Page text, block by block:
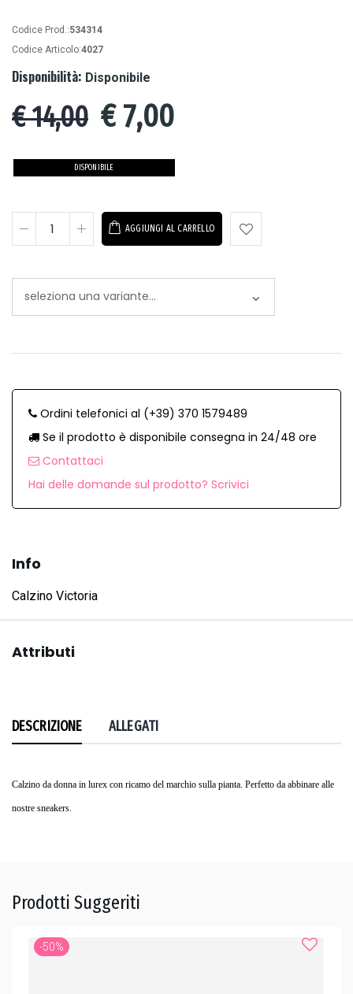
Codice Prod.:534314
Codice Articolo:4027
Disponibilità: Disponibile
€ 14,00 €7,00
DISPONIBILE
AGGIUNGI AL CARRELLO
Ordini telefonici al (+39) 370 1579489
Se il prodotto è disponibile consegna in 24/48 ore
Contattaci
Hai delle domande sul prodotto? Scrivici
Info
Calzino Victoria
Attributi
DESCRIZIONE ALLEGATI
Calzino da donna in lurex con ricamo del marchio sulla pianta. Perfetto da abbinare alle
nostre sneakers.
Prodotti Suggeriti
-50%